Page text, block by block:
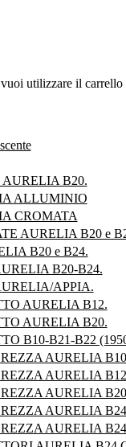
utilizzare il
AURELIA B20.
ALLUMINIO
CROMATA
AURELIA B20 e
B20 e B24.
B20-B24.
APPIA.
AURELIA B12.
AURELIA B20.
B10-B21-B22
AURELIA
AURELIA
AURELIA
AURELIA
AURELIA